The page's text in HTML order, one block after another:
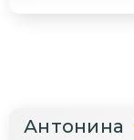
Антонина